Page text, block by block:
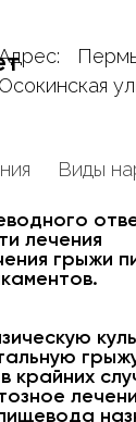
Осокинская
Виды
лечения
грыжи
крайних